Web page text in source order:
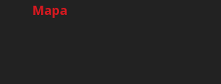
Mapa